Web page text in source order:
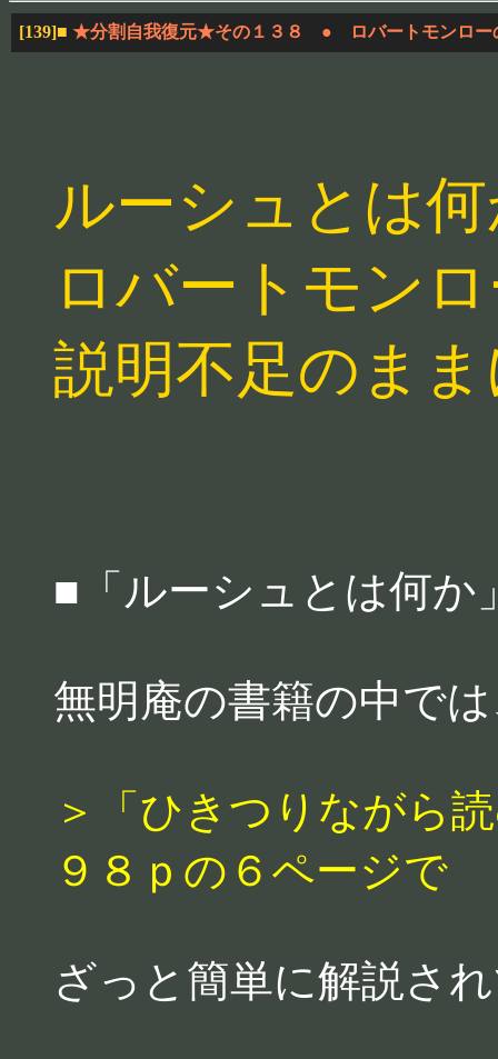
[139]■ ★分割自我復元★その１３８ ● ロバートモンロー
ルーシュとは
ロバートモン
説明不足のま
■「ルーシュとは何か
無明庵の書籍の中で
＞「ひきつりながら
９８ｐの６ページで
ざっと簡単に解説さ